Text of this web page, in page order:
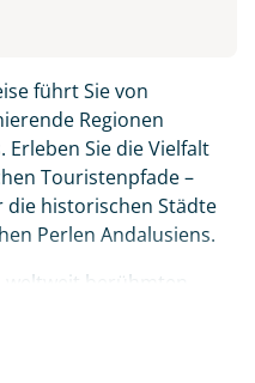
führt Sie von
Regionen
Sie die Vielfalt
Touristenpfade –
die historischen Städte
Perlen Andalusiens.
berühmten
der Costa Brava. In
wir an die Zeiten